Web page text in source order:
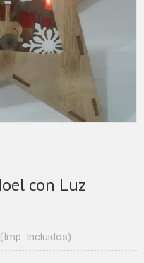
Estrella Madera Papá Noel con Luz
(Imp. Incluidos)